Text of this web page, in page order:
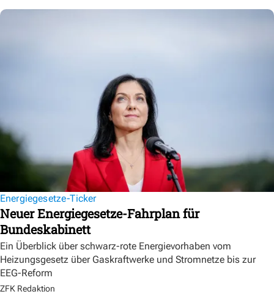
Energiegesetze-Ticker
Neuer Energiegesetze-Fahrplan für
Bundeskabinett
Ein Überblick über schwarz-rote Energievorhaben vom
Heizungsgesetz über Gaskraftwerke und Stromnetze bis zur
EEG-Reform
ZFK Redaktion